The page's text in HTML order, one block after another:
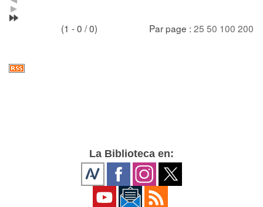
(1 - 0 / 0) Par page : 25 50 100 200
La Biblioteca en: